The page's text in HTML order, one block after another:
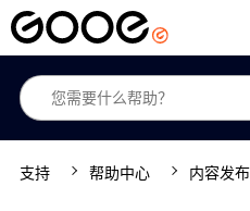
支持 帮助中心 内容发布